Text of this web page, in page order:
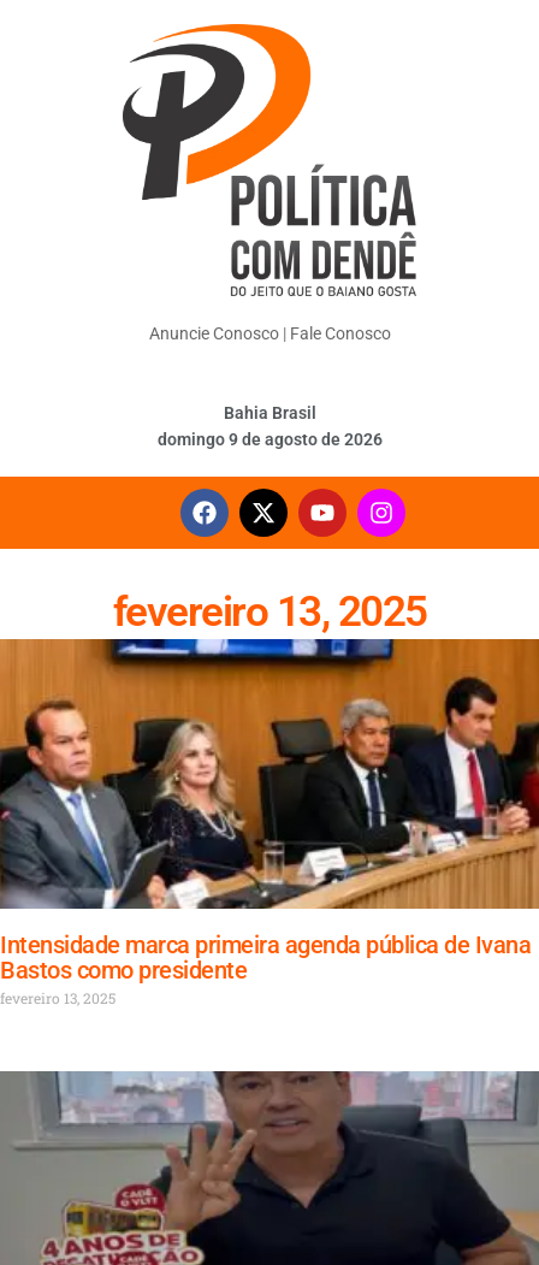
Anuncie Conosco| Fale Conosco
Bahia Brasil
domingo 9 de agosto de 2026
fevereiro 13, 2025
Intensidade marca primeira agenda pública de Ivana
Bastos como presidente
fevereiro 13, 2025